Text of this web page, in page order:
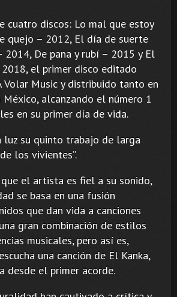
cuatro discos: Lo mal que estoy
quejo – 2012, El día de suerte
2014, De pana y rubí – 2015 y El
el primer disco editado
Volar Music y distribuido tanto en
México, alcanzando el número 1
en su primer día de vida.
luz su quinto trabajo de larga
los vivientes”.
el artista es fiel a su sonido,
se basa en una fusión
que dan vida a canciones
gran combinación de estilos
musicales, pero así es,
una canción de El Kanka,
desde el primer acorde.